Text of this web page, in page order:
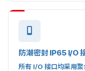
防潮密封 IP65 I/O
所有 I/O 接口均采用